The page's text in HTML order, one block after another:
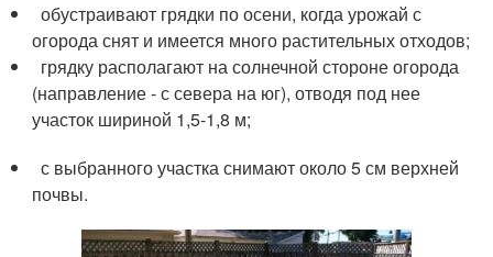
обустраивают грядки по осени, когда урожай с
огорода снят и имеется много растительных отходов;
грядку располагают на солнечной стороне огорода
(направление - с севера на юг), отводя под нее
участок шириной 1,5-1,8 м;
с выбранного участка снимают около 5 см верхней
почвы.